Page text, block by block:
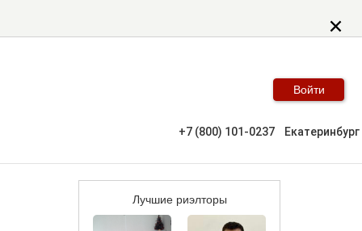
Войти
+7 (800) 101-0237 Екатеринбург
Лучшие риэлторы